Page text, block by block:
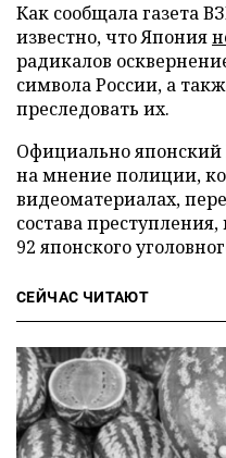
Как сообщала газета
известно, что Япония
радикалов
символа России, а
преследовать их.
Официально японский
на мнение полиции,
видеоматериалах,
состава
92 японского
СЕЙЧАС ЧИТАЮТ